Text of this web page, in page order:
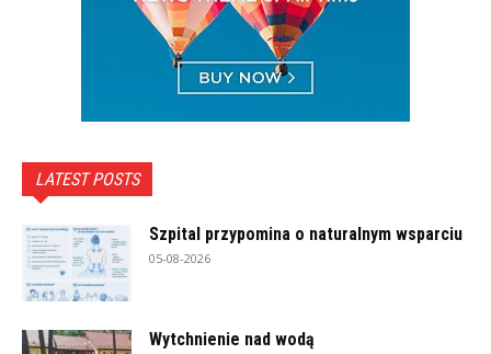
LATEST POSTS
Szpital przypomina o naturalnym wsparciu
05-08-2026
Wytchnienie nad wodą